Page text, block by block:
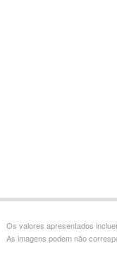
Os valores apresentados
As imagens podem não